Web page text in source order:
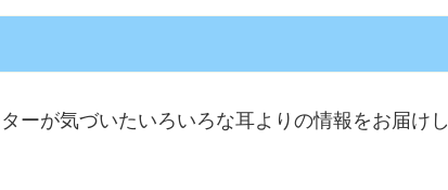
ーが気づいたいろいろな耳よりの情報をお届けし